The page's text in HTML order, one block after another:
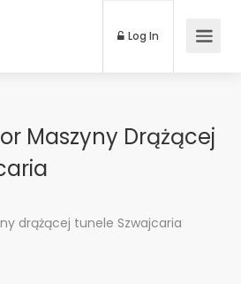
Log In
Maszyny Drążącej
drążącej tunele Szwajcaria